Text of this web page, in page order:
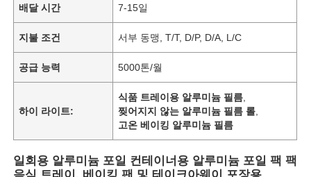
배달 시간 7-15일
지불 조건 서부 동맹, T/T, D/P, D/A, L/C
공급 능력 5000톤/월
하이 라이트:
식품 트레이용 알루미늄 필름
찢어지지 않는 알루미늄 필름 롤
고온 베이킹 알루미늄 필름
일회용 알루미늄 포일 컨테이너용 알루미늄 포일 팩 팩
음식 트레이, 베이킹 팬 및 테이크아웨이 포장용